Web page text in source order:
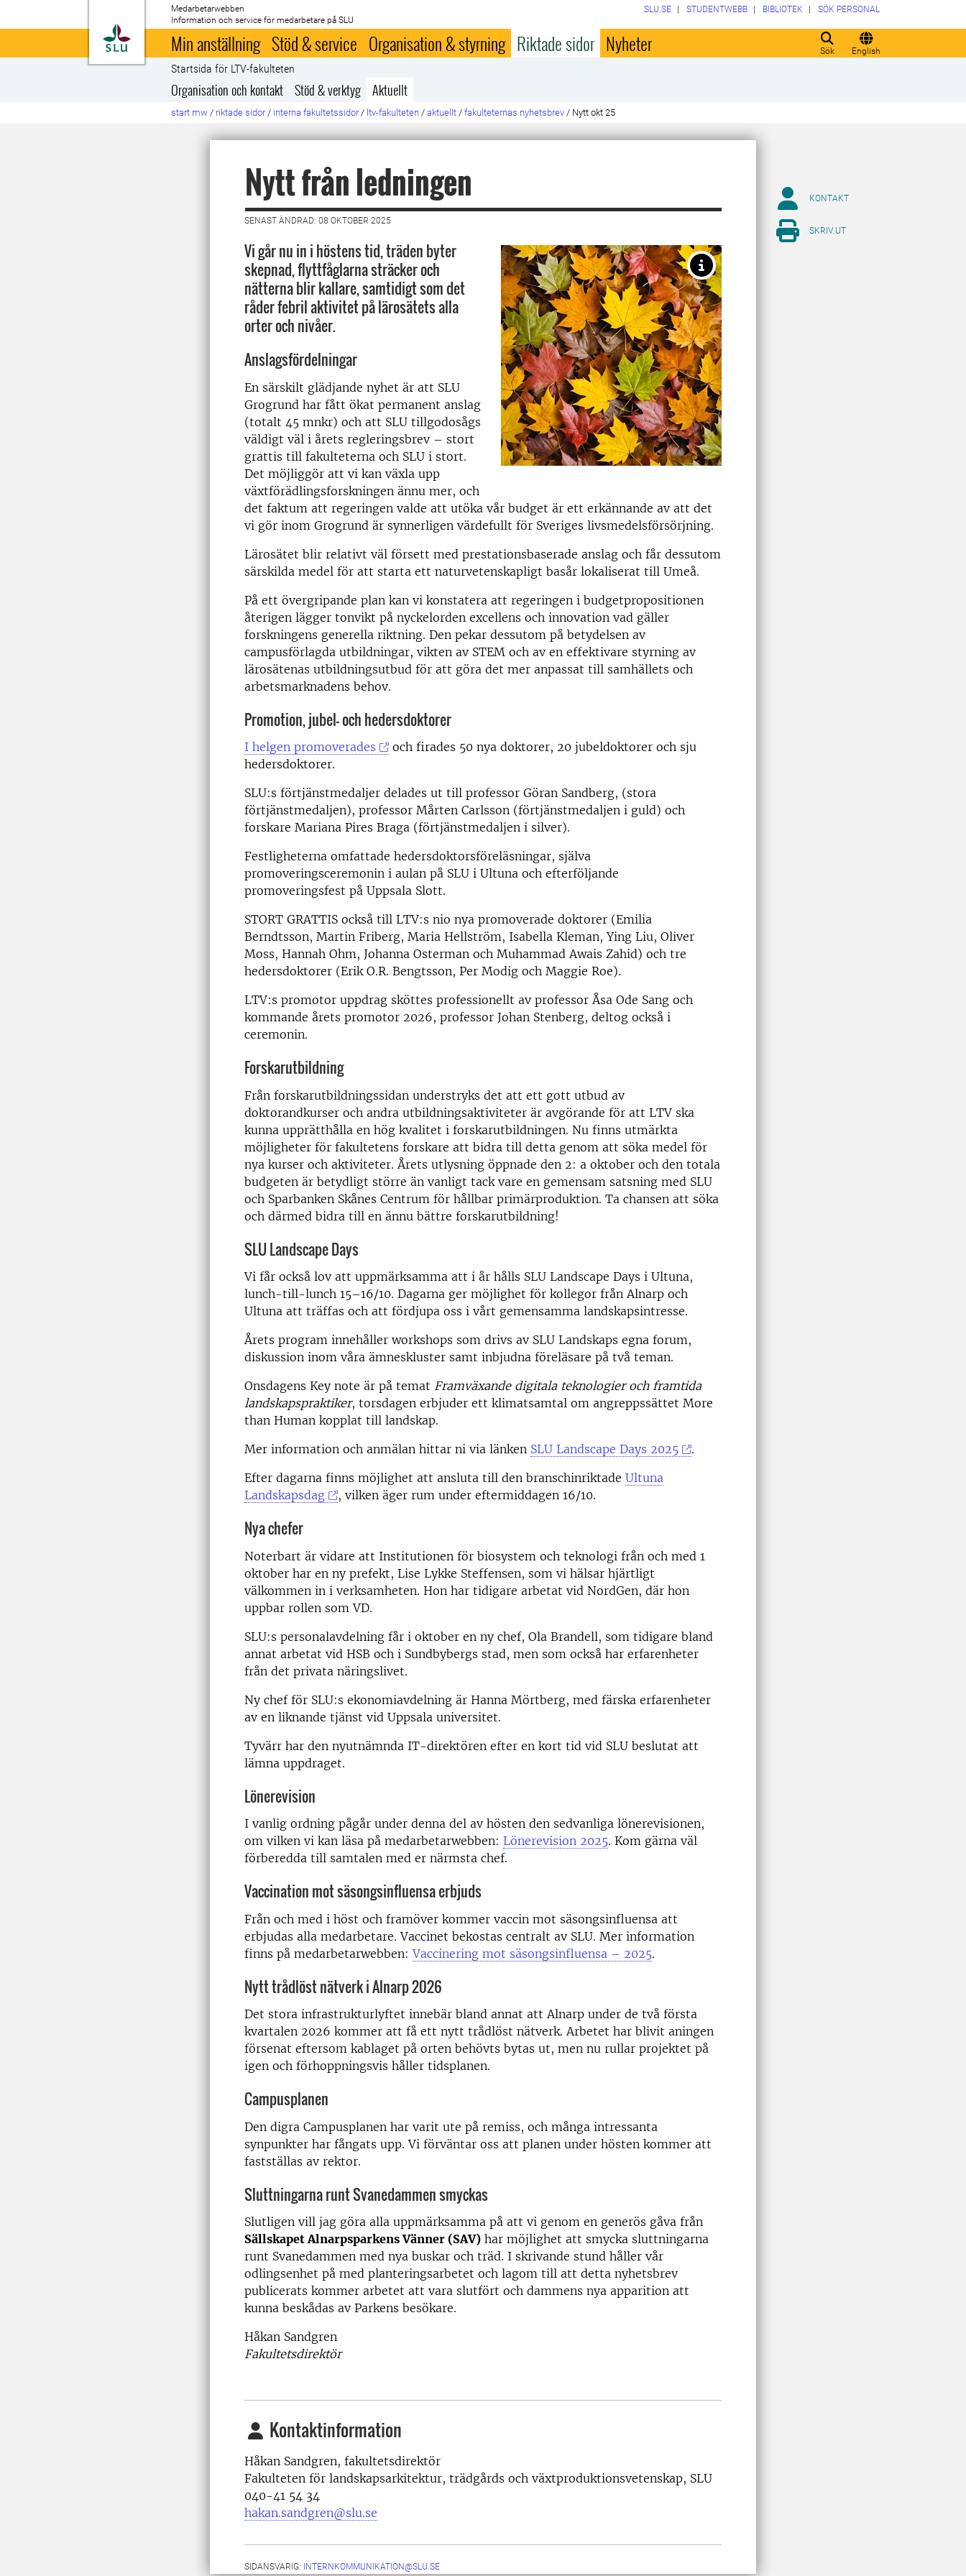
Till startsida
Medarbetarwebben
Information och service för medarbetare på SLU
Sök English
SLU.SE STUDENTWEBB BIBLIOTEK SÖK PERSONAL
Min anställning Stöd & service Organisation & styrning Riktade sidor Nyheter
Startsida för LTV-fakulteten
Organisation och kontakt Stöd & verktyg Aktuellt
start mw / riktade sidor / interna fakultetssidor / ltv-fakulteten / aktuellt / fakulteternas nyhetsbrev / Nytt okt 25
Nytt från ledningen
SENAST ÄNDRAD: 08 OKTOBER 2025
Vi går nu in i höstens tid, träden byter
skepnad, flyttfåglarna sträcker och
nätterna blir kallare, samtidigt som det
råder febril aktivitet på lärosätets alla
orter och nivåer.
Anslagsfördelningar
En särskilt glädjande nyhet är att SLU
Grogrund har fått ökat permanent anslag
(totalt 45 mnkr) och att SLU tillgodosågs
väldigt väl i årets regleringsbrev – stort
grattis till fakulteterna och SLU i stort.
Det möjliggör att vi kan växla upp
växtförädlingsforskningen ännu mer, och
det faktum att regeringen valde att utöka vår budget är ett erkännande av att det
vi gör inom Grogrund är synnerligen värdefullt för Sveriges livsmedelsförsörjning.
Lärosätet blir relativt väl försett med prestationsbaserade anslag och får dessutom
särskilda medel för att starta ett naturvetenskapligt basår lokaliserat till Umeå.
På ett övergripande plan kan vi konstatera att regeringen i budgetpropositionen
återigen lägger tonvikt på nyckelorden excellens och innovation vad gäller
forskningens generella riktning. Den pekar dessutom på betydelsen av
campusförlagda utbildningar, vikten av STEM och av en effektivare styrning av
lärosätenas utbildningsutbud för att göra det mer anpassat till samhällets och
arbetsmarknadens behov.
Promotion, jubel- och hedersdoktorer
I helgen promoverades
och firades 50 nya doktorer, 20 jubeldoktorer och sju
hedersdoktorer.
SLU:s förtjänstmedaljer delades ut till professor Göran Sandberg, (stora
förtjänstmedaljen), professor Mårten Carlsson (förtjänstmedaljen i guld) och
forskare Mariana Pires Braga (förtjänstmedaljen i silver).
Festligheterna omfattade hedersdoktorsföreläsningar, själva
promoveringsceremonin i aulan på SLU i Ultuna och efterföljande
promoveringsfest på Uppsala Slott.
STORT GRATTIS också till LTV:s nio nya promoverade doktorer (Emilia
Berndtsson, Martin Friberg, Maria Hellström, Isabella Kleman, Ying Liu, Oliver
Moss, Hannah Ohm, Johanna Osterman och Muhammad Awais Zahid) och tre
hedersdoktorer (Erik O.R. Bengtsson, Per Modig och Maggie Roe).
LTV:s promotor uppdrag sköttes professionellt av professor Åsa Ode Sang och
kommande årets promotor 2026, professor Johan Stenberg, deltog också i
ceremonin.
Forskarutbildning
Från forskarutbildningssidan understryks det att ett gott utbud av
doktorandkurser och andra utbildningsaktiviteter är avgörande för att LTV ska
kunna upprätthålla en hög kvalitet i forskarutbildningen. Nu finns utmärkta
möjligheter för fakultetens forskare att bidra till detta genom att söka medel för
nya kurser och aktiviteter. Årets utlysning öppnade den 2: a oktober och den totala
budgeten är betydligt större än vanligt tack vare en gemensam satsning med SLU
och Sparbanken Skånes Centrum för hållbar primärproduktion. Ta chansen att söka
och därmed bidra till en ännu bättre forskarutbildning!
SLU Landscape Days
Vi får också lov att uppmärksamma att i år hålls SLU Landscape Days i Ultuna,
lunch-till-lunch 15–16/10. Dagarna ger möjlighet för kollegor från Alnarp och
Ultuna att träffas och att fördjupa oss i vårt gemensamma landskapsintresse.
Årets program innehåller workshops som drivs av SLU Landskaps egna forum,
diskussion inom våra ämneskluster samt inbjudna föreläsare på två teman.
Onsdagens Key note är på temat Framväxande digitala teknologier och framtida
landskapspraktiker, torsdagen erbjuder ett klimatsamtal om angreppssättet More
than Human kopplat till landskap.
Mer information och anmälan hittar ni via länken SLU Landscape Days 2025
.
Efter dagarna finns möjlighet att ansluta till den branschinriktade Ultuna
Landskapsdag
, vilken äger rum under eftermiddagen 16/10.
Nya chefer
Noterbart är vidare att Institutionen för biosystem och teknologi från och med 1
oktober har en ny prefekt, Lise Lykke Steffensen, som vi hälsar hjärtligt
välkommen in i verksamheten. Hon har tidigare arbetat vid NordGen, där hon
uppbar rollen som VD.
SLU:s personalavdelning får i oktober en ny chef, Ola Brandell, som tidigare bland
annat arbetat vid HSB och i Sundbybergs stad, men som också har erfarenheter
från det privata näringslivet.
Ny chef för SLU:s ekonomiavdelning är Hanna Mörtberg, med färska erfarenheter
av en liknande tjänst vid Uppsala universitet.
Tyvärr har den nyutnämnda IT-direktören efter en kort tid vid SLU beslutat att
lämna uppdraget.
Lönerevision
I vanlig ordning pågår under denna del av hösten den sedvanliga lönerevisionen,
om vilken vi kan läsa på medarbetarwebben: Lönerevision 2025. Kom gärna väl
förberedda till samtalen med er närmsta chef.
Vaccination mot säsongsinfluensa erbjuds
Från och med i höst och framöver kommer vaccin mot säsongsinfluensa att
erbjudas alla medarbetare. Vaccinet bekostas centralt av SLU. Mer information
finns på medarbetarwebben:Vaccinering mot säsongsinfluensa – 2025.
Nytt trådlöst nätverk i Alnarp 2026
Det stora infrastrukturlyftet innebär bland annat att Alnarp under de två första
kvartalen 2026 kommer att få ett nytt trådlöst nätverk. Arbetet har blivit aningen
försenat eftersom kablaget på orten behövts bytas ut, men nu rullar projektet på
igen och förhoppningsvis håller tidsplanen.
Campusplanen
Den digra Campusplanen har varit ute på remiss, och många intressanta
synpunkter har fångats upp. Vi förväntar oss att planen under hösten kommer att
fastställas av rektor.
Sluttningarna runt Svanedammen smyckas
Slutligen vill jag göra alla uppmärksamma på att vi genom en generös gåva från
Sällskapet Alnarpsparkens Vänner (SAV) har möjlighet att smycka sluttningarna
runt Svanedammen med nya buskar och träd. I skrivande stund håller vår
odlingsenhet på med planteringsarbetet och lagom till att detta nyhetsbrev
publicerats kommer arbetet att vara slutfört och dammens nya apparition att
kunna beskådas av Parkens besökare.
Håkan Sandgren
Fakultetsdirektör
Kontaktinformation
Håkan Sandgren, fakultetsdirektör
Fakulteten för landskapsarkitektur, trädgårds och växtproduktionsvetenskap, SLU
040-41 54 34
hakan.sandgren@slu.se
SIDANSVARIG: INTERNKOMMUNIKATION@SLU.SE
KONTAKT
SKRIV UT